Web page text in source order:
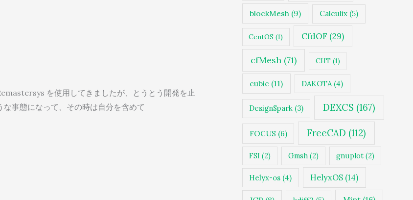
を使用してきましたが、とうとう開発を止
事態になって、その時は自分を含めて
blockMesh(9) Calculix(5)
CentOS (1) CfdOF (29)
cfMesh(71) CHT(1)
cubic (11) DAKOTA(4)
DesignSpark (3) DEXCS (167)
FOCUS (6) FreeCAD (112)
FSI (2) Gmsh(2) gnuplot(2)
Helyx-os (4) HelyxOS (14)